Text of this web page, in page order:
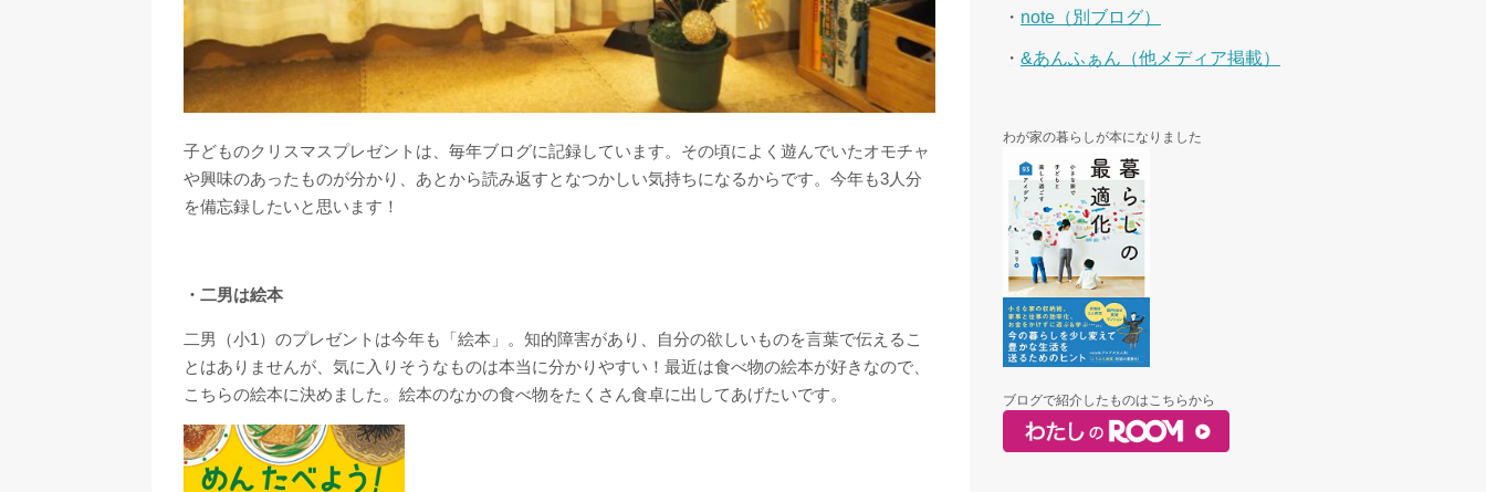
子どものクリスマスプレゼントは、毎年ブログに記録しています。その頃によく遊んでいたオモチャ
や興味のあったものが分かり、あとから読み返すとなつかしい気持ちになるからです。今年も3人分
を備忘録したいと思います！
・二男は絵本
二男（小1）のプレゼントは今年も「絵本」。知的障害があり、自分の欲しいものを言葉で伝えるこ
とはありませんが、気に入りそうなものは本当に分かりやすい！最近は食べ物の絵本が好きなので、
こちらの絵本に決めました。絵本のなかの食べ物をたくさん食卓に出してあげたいです。
・ note（別ブログ）
・ &あんふぁん（他メディア掲載）
わが家の暮らしが本になりました
ブログで紹介したものはこちらから